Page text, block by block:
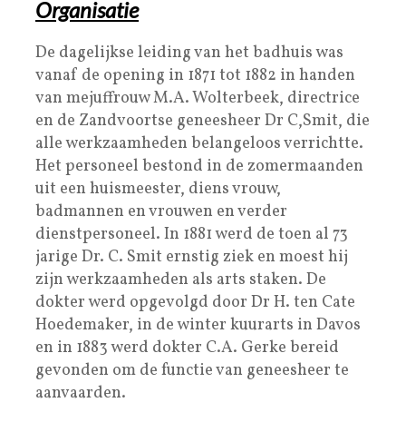
Organisatie
De dagelijkse leiding van het badhuis was
vanaf de opening in 1871 tot 1882 in handen
van mejuffrouw M.A. Wolterbeek, directrice
en de Zandvoortse geneesheer Dr C,Smit, die
alle werkzaamheden belangeloos verrichtte.
Het personeel bestond in de zomermaanden
uit een huismeester, diens vrouw,
badmannen en vrouwen en verder
dienstpersoneel. In 1881 werd de toen al 73
jarige Dr. C. Smit ernstig ziek en moest hij
zijn werkzaamheden als arts staken. De
dokter werd opgevolgd door Dr H. ten Cate
Hoedemaker, in de winter kuurarts in Davos
en in 1883 werd dokter C.A. Gerke bereid
gevonden om de functie van geneesheer te
aanvaarden.